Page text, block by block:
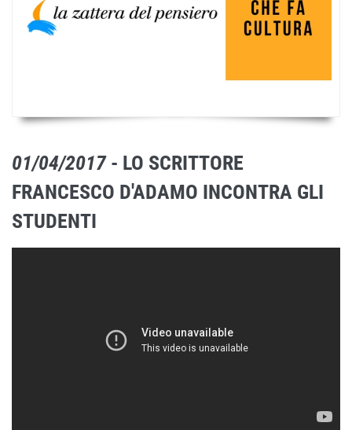
01/04/2017- LO SCRITTORE
FRANCESCO D'ADAMO INCONTRA GLI
STUDENTI